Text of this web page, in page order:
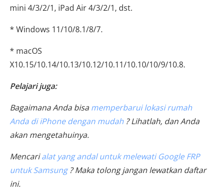
mini 4/3/2/1, iPad Air 4/3/2/1, dst.
* Windows 11/10/8.1/8/7.
* macOS
X10.15/10.14/10.13/10.12/10.11/10.10/10/9/10.8.
Pelajari juga:
Bagaimana Anda bisamemperbarui lokasi rumah
Anda di iPhone dengan mudah ? Lihatlah, dan Anda
akan mengetahuinya.
Mencarialat yang andal untuk melewati Google FRP
untuk Samsung? Maka tolong jangan lewatkan daftar
ini.